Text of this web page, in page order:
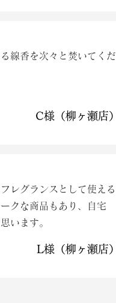
線香を次々と焚いてくだ
C様（柳ヶ瀬店）
レグランスとして使える
クな商品もあり、自宅
います。
L様（柳ヶ瀬店）